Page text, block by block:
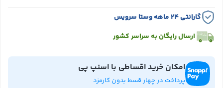
گارانتی ۲۴ ماهه وستا سرویس
ارسال رایگان به سراسر کشور
امکان خرید اقساطی با اسنپ پی
پرداخت در چهار قسط بدون کارمزد